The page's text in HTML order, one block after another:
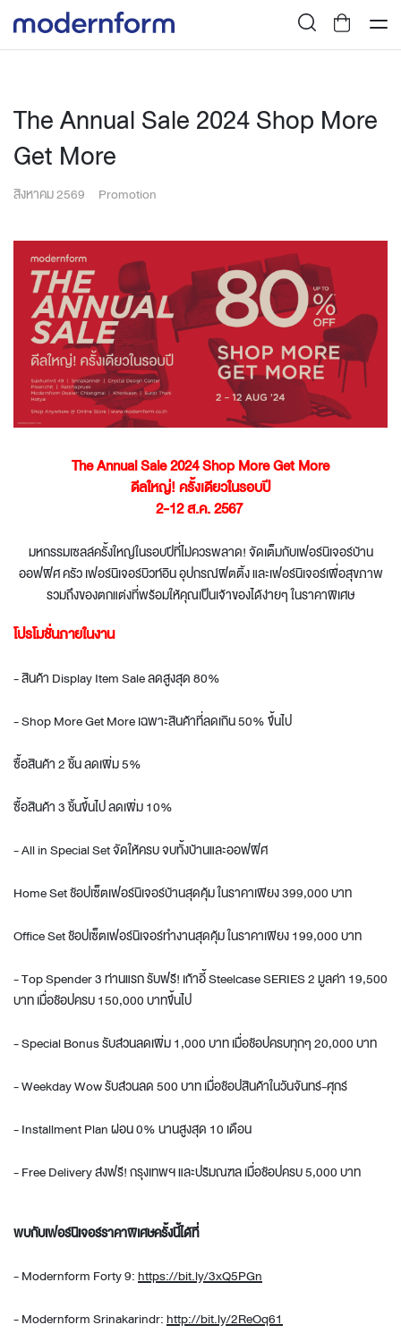
The Annual Sale 2024 Shop More
Get More
สิงหาคม 2569 Promotion
The Annual Sale 2024 Shop More Get More
ดีลใหญ่! ครั้งเดียวในรอบปี
2-12 ส.ค. 2567
มหกรรมเซลล์ครั้งใหญ่ในรอบปีที่ไม่ควรพลาด! จัดเต็มกับเฟอร์นิเจอร์บ้าน
ออฟฟิศ ครัว เฟอร์นิเจอร์บิวท์อิน อุปกรณ์ฟิตติ้ง และเฟอร์นิเจอร์เพื่อสุขภาพ
รวมถึงของตกแต่งที่พร้อมให้คุณเป็นเจ้าของได้ง่ายๆ ในราคาพิเศษ
โปรโมชั่นภายในงาน
- สินค้า Display Item Sale ลดสูงสุด 80%
- Shop More Get More เฉพาะสินค้าที่ลดเกิน 50% ขึ้นไป
ซื้อสินค้า 2 ชิ้น ลดเพิ่ม 5%
ซื้อสินค้า 3 ชิ้นขึ้นไป ลดเพิ่ม 10%
- All in Special Set จัดให้ครบ จบทั้งบ้านและออฟฟิศ
Home Set ช้อปเซ็ตเฟอร์นิเจอร์บ้านสุดคุ้ม ในราคาเพียง 399,000 บาท
Office Set ช้อปเซ็ตเฟอร์นิเจอร์ทำงานสุดคุ้ม ในราคาเพียง 199,000 บาท
- Top Spender 3 ท่านแรก รับฟรี! เก้าอี้ Steelcase SERIES 2 มูลค่า 19,500
บาท เมื่อช้อปครบ 150,000 บาทขึ้นไป
- Special Bonus รับส่วนลดเพิ่ม 1,000 บาท เมื่อช้อปครบทุกๆ 20,000 บาท
- Weekday Wow รับส่วนลด 500 บาท เมื่อช้อปสินค้าในวันจันทร์-ศุกร์
- Installment Plan ผ่อน 0% นานสูงสุด 10 เดือน
- Free Delivery ส่งฟรี! กรุงเทพฯ และปริมณฑล เมื่อช้อปครบ 5,000 บาท
พบกับเฟอร์นิเจอร์ราคาพิเศษครั้งนี้ได้ที่
- Modernform Forty 9:https://bit.ly/3xQ5PGn
- Modernform Srinakarindr:http://bit.ly/2ReOq61